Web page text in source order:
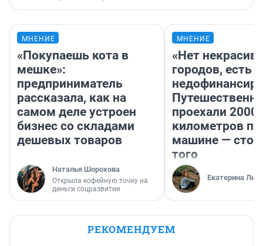
МНЕНИЕ
«Покупаешь кота в
мешке»:
предприниматель
рассказала, как на
самом деле устроен
бизнес со складами
дешевых товаров
Наталья Шорохова
Открыла кофейную точку на
деньги соцразвития
МНЕНИЕ
«Нет
городов, есть
проехали 2000
километров по
машине —
того
Екатерина
РЕКОМЕНДУЕМ